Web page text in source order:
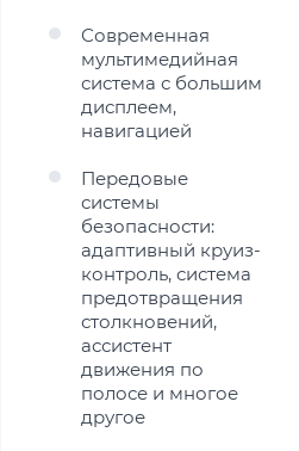
Современная
мультимедийная
система с большим
дисплеем,
навигацией
Передовые
системы
безопасности:
адаптивный круиз-
контроль, система
предотвращения
столкновений,
ассистент
движения по
полосе и многое
другое